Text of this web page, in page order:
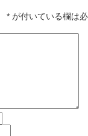
*が付いている欄は必